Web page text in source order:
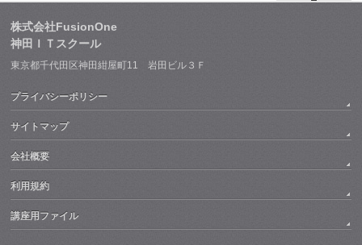
株式会社FusionOne
神田ＩＴスクール
東京都千代田区神田紺屋町11 岩田ビル３Ｆ
プライバシーポリシー
サイトマップ
会社概要
利用規約
講座用ファイル